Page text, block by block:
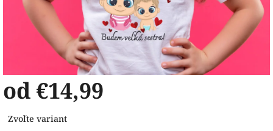
od €14,99
cena:
Zvoľte variant